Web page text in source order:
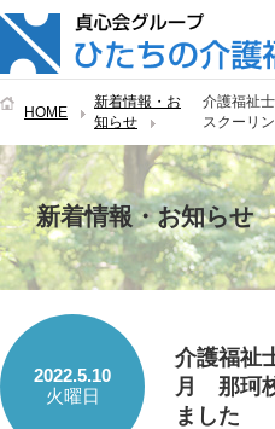
HOME
新着情報・お
知らせ
介護福祉
スクーリ
新着情報・お知らせ
2022.5.10
火曜日
介護福祉
月 那珂
ました